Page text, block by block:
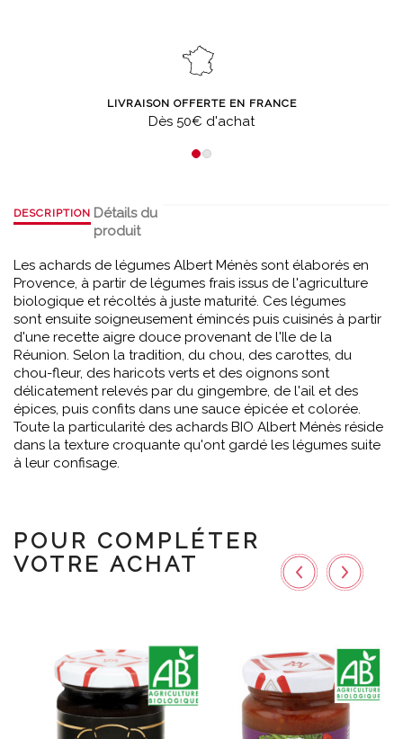
LIVRAISON OFFERTE EN FRANCE
Dès 50€ d'achat
DESCRIPTION Détails du
produit
Les achards de légumes Albert Ménès sont élaborés en
Provence, à partir de légumes frais issus de l'agriculture
biologique et récoltés à juste maturité. Ces légumes
sont ensuite soigneusement émincés puis cuisinés à partir
d'une recette aigre douce provenant de l'Ile de la
Réunion. Selon la tradition, du chou, des carottes, du
chou-fleur, des haricots verts et des oignons sont
délicatement relevés par du gingembre, de l'ail et des
épices, puis confits dans une sauce épicée et colorée.
Toute la particularité des achards BIO Albert Ménès réside
dans la texture croquante qu'ont gardé les légumes suite
à leur confisage.
POUR COMPLÉTER
VOTRE ACHAT